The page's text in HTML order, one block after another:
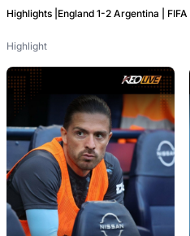
Highlights |England 1-2 Argentina |
Highlight